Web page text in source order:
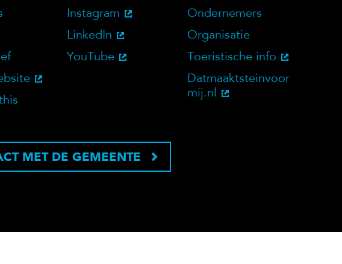
website
Social Media
Instagram
LinkedIn
YouTube
Doelgroepen
Ondernemers
Organisatie
Toeristische info
Datmaaktsteinvoor
mij.nl
MET DE GEMEENTE